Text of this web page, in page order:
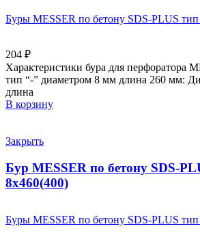
Буры MESSER по бетону SDS-PLUS
204 ₽
Характеристики бура для перфоратора
тип “-” диаметром 8 мм длина 260 мм:
длина
В корзину
Закрыть
Бур MESSER по бетону SDS-
8х460(400)
Буры MESSER по бетону SDS-PLUS